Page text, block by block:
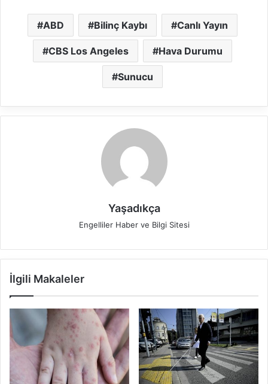
ABD Bilinç Kaybı Canlı Yayın
CBS Los Angeles Hava Durumu
Sunucu
Yaşadıkça
Engelliler Haber ve Bilgi Sitesi
İlgili Makaleler